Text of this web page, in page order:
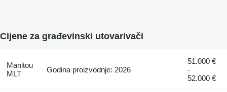
Cijene za građevinski utovarivači
Manitou
MLT
Godina proizvodnje: 2026
51.000 €
-
52.000 €